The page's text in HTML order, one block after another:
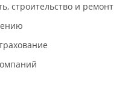
строительство и ремонт